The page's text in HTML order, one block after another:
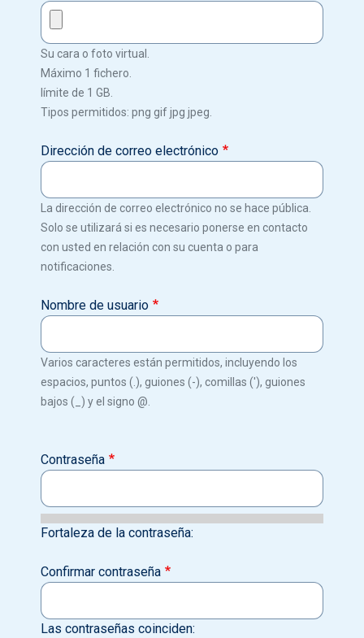
Su cara o foto virtual.
Máximo 1 fichero.
límite de 1 GB.
Tipos permitidos: png gif jpg jpeg.
Dirección de correo electrónico
La dirección de correo electrónico no se hace pública.
Solo se utilizará si es necesario ponerse en contacto
con usted en relación con su cuenta o para
notificaciones.
Nombre de usuario
Varios caracteres están permitidos, incluyendo los
espacios, puntos (.), guiones (-), comillas ('), guiones
bajos (_) y el signo @.
Contraseña
Fortaleza de la contraseña:
Confirmar contraseña
Las contraseñas coinciden: